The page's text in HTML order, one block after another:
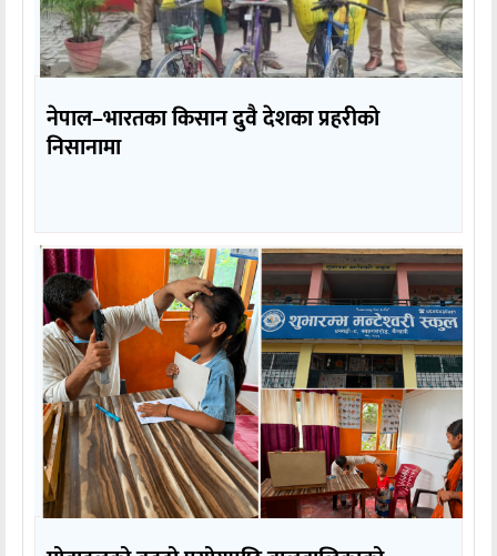
नेपाल–भारतका किसान दुवै देशका प्रहरीको
निसानामा